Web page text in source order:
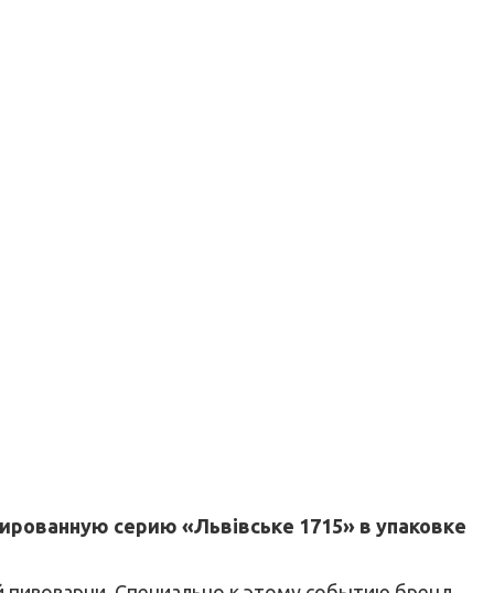
серию «Львівське 1715» в упаковке